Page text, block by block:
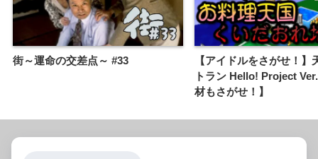
街～運命の交差点～ #33
【アイドルをさがせ！】
トラン Hello! Project
材もさがせ！】